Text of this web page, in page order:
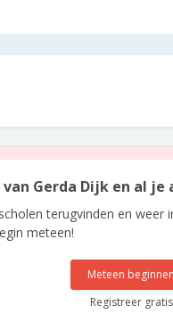
Gerda Dijk en al je
terugvinden en
meteen!
Meteen beginnen
Registreer gratis